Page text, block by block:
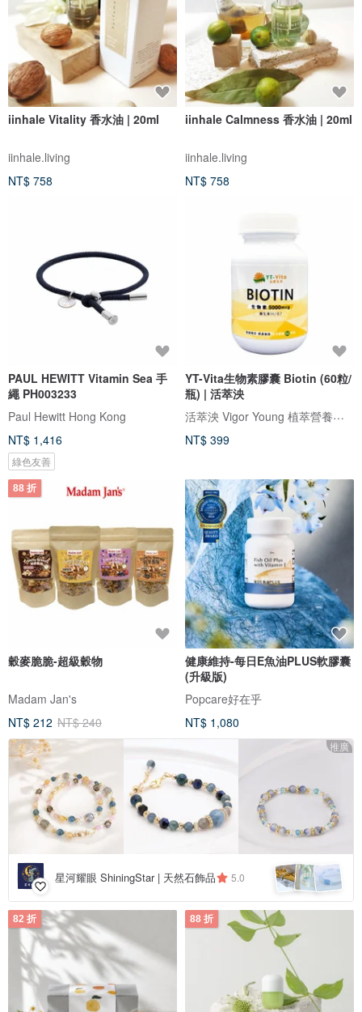
iinhale Vitality 香水油 | 20ml
iinhale.living
NT$ 758
iinhale Calmness 香水油 | 20ml
iinhale.living
NT$ 758
PAUL HEWITT Vitamin Sea 手
繩 PH003233
Paul Hewitt Hong Kong
NT$ 1,416
綠色友善
YT-Vita生物素膠囊 Biotin (60粒/
瓶) | 活萃泱
活萃泱 Vigor Young 植萃營養保健
NT$ 399
88 折
穀麥脆脆-超級穀物
Madam Jan's
NT$ 212 NT$ 240
健康維持-每日E魚油PLUS軟膠囊
(升級版)
Popcare好在乎
NT$ 1,080
推廣
星河耀眼 ShiningStar | 天然石飾品 5.0
82 折 88 折